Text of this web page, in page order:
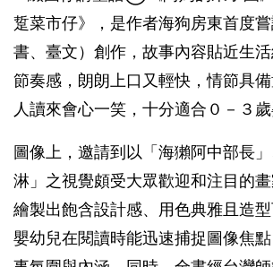
踅菜市仔》，是作者海狗房東首度
書、臺文）創作，故事內容貼近生
節奏感，朗朗上口又輕快，情節具
人讀來會心一笑，十分適合０－３
圖像上，邀請到以「海獺阿中部長
淋」之視覺頗受大眾歡迎和注目的畫
繪製出飽含設計感、用色典雅且造
嬰幼兒在閱讀時能迅速捕捉圖像焦